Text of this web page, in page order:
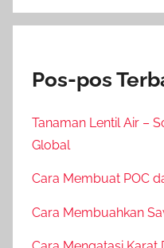
Pos-pos
Tanaman Lentil Air –
Global
Cara Membuat POC
Cara Membuahkan